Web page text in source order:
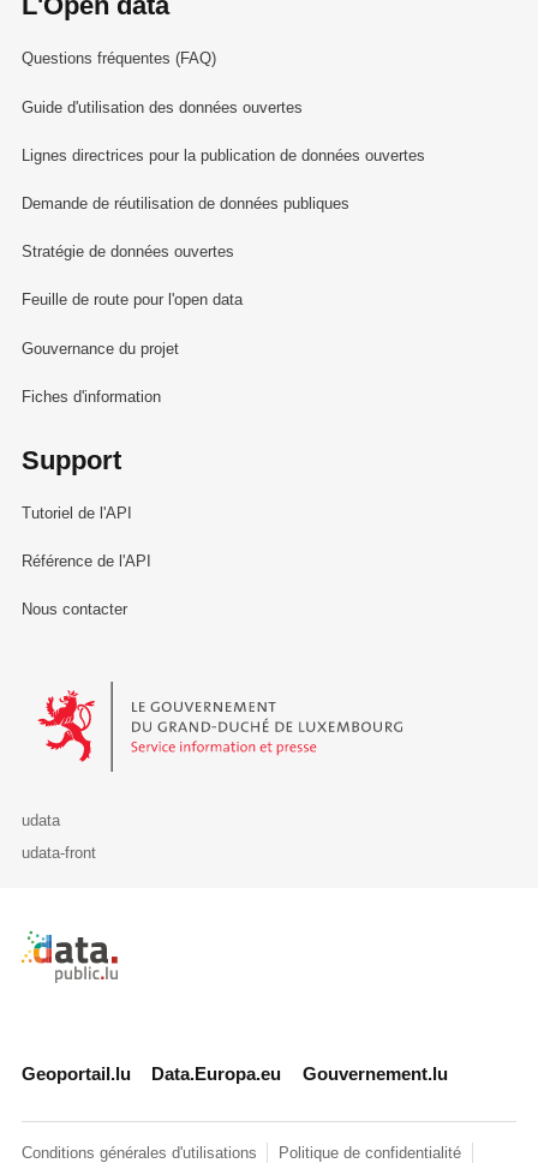
Questions fréquentes (FAQ)
Guide d'utilisation des données ouvertes
Lignes directrices pour la publication de données ouvertes
Demande de réutilisation de données publiques
Stratégie de données ouvertes
Feuille de route pour l'open data
Gouvernance du projet
Fiches d'information
Support
Tutoriel de l'API
Référence de l'API
Nous contacter
Le Gouvernement du Grand-Duché de Luxembourg - Service
udata
udata-front
Retour à l'accueil de data.public.lu
Geoportail.lu Data.Europa.eu Gouvernement.lu
Conditions générales d'utilisations Politique de confidentialité